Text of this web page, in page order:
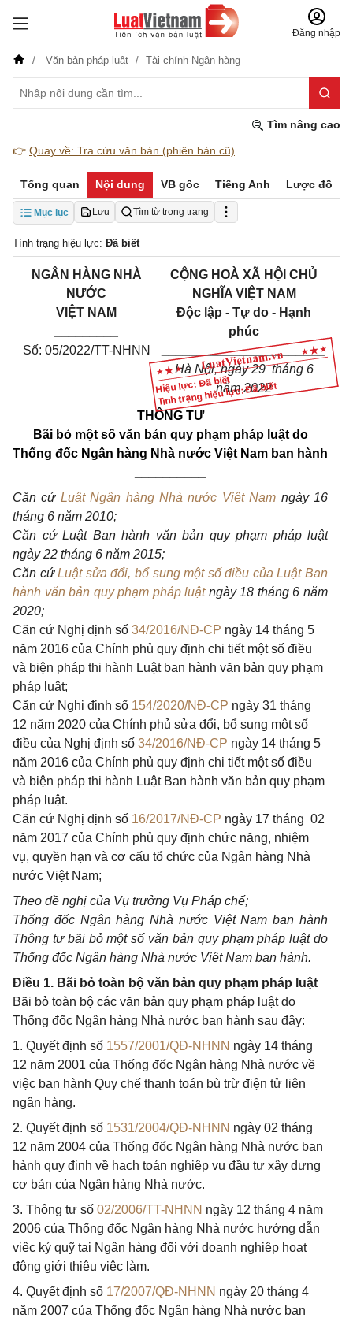
Đăng nhập
Văn bản pháp luật Tài chính-Ngân hàng
Tìm nâng cao
👉 Quay về: Tra cứu văn bản (phiên bản cũ)
Tổng quan Nội dung VB gốc Tiếng Anh Lược đồ
Mục lục Lưu Tìm từ trong trang
Tình trạng hiệu lực: Đã biết
Hiệu lực: Đã biết
Tình trạng hiệu lực: Đã biết
NGÂN HÀNG NHÀ
NƯỚC
VIỆT NAM
Số: 05/2022/TT-NHNN
CỘNG HOÀ XÃ HỘI CHỦ
NGHĨA VIỆT NAM
Độc lập - Tự do - Hạnh
phúc
_______________________
Hà Nội, ngày 29 tháng 6
năm 2022
THÔNG TƯ
Bãi bỏ một số văn bản quy phạm pháp luật do
Thống đốc Ngân hàng Nhà nước Việt Nam ban hành
Căn cứ Luật Ngân hàng Nhà nước Việt Nam ngày 16
tháng 6 năm 2010;
Căn cứ Luật Ban hành văn bản quy phạm pháp luật
ngày22 tháng 6 năm 2015;
Căn cứLuật sửa đổi, bổ sung một số điều của Luật Ban
hành văn bản quy phạm pháp luậtngày 18 tháng 6 năm
2020;
Căn cứ Nghị định số 34/2016/NĐ-CP ngày 14 tháng 5
năm 2016 của Chính phủ quy định chi tiết một số điều
và biện pháp thi hành Luật ban hành văn bản quy phạm
pháp luật;
Căn cứ Nghị định số 154/2020/NĐ-CP ngày 31 tháng
12 năm 2020 của Chính phủ sửa đổi, bổ sung một số
điều của Nghị định số 34/2016/NĐ-CP ngày 14 tháng 5
năm 2016 của Chính phủ quy định chi tiết một số điều
và biện pháp thi hành Luật Ban hành văn bản quy phạm
pháp luật.
Căn cứ Nghị định số 16/2017/NĐ-CP ngày 17 tháng 02
năm 2017 của Chính phủ quy định chức năng, nhiệm
vụ, quyền hạn và cơ cấu tổ chức của Ngân hàng Nhà
nước Việt Nam;
Theo đề nghị của Vụ trưởng Vụ Pháp chế;
Thống đốc Ngân hàng Nhà nước Việt Nam ban hành
Thông tư bãi bỏ một số văn bản quy phạm pháp luật do
Thống đốc Ngân hàng Nhà nước Việt Nam ban hành.
Điều 1. Bãi bỏ toàn bộ văn bản quy phạm pháp luật
Bãi bỏ toàn bộ các văn bản quy phạm pháp luật do
Thống đốc Ngân hàng Nhà nước ban hành sau đây:
1. Quyết định số 1557/2001/QĐ-NHNN ngày 14 tháng
12 năm 2001 của Thống đốc Ngân hàng Nhà nước về
việc ban hành Quy chế thanh toán bù trừ điện tử liên
ngân hàng.
2. Quyết định số 1531/2004/QĐ-NHNN ngày 02 tháng
12 năm 2004 của Thống đốc Ngân hàng Nhà nước ban
hành quy định về hạch toán nghiệp vụ đầu tư xây dựng
cơ bản của Ngân hàng Nhà nước.
3. Thông tư số 02/2006/TT-NHNN ngày 12 tháng 4 năm
2006 của Thống đốc Ngân hàng Nhà nước hướng dẫn
việc ký quỹ tại Ngân hàng đối với doanh nghiệp hoạt
động giới thiệu việc làm.
4. Quyết định số 17/2007/QĐ-NHNN ngày 20 tháng 4
năm 2007 của Thống đốc Ngân hàng Nhà nước ban